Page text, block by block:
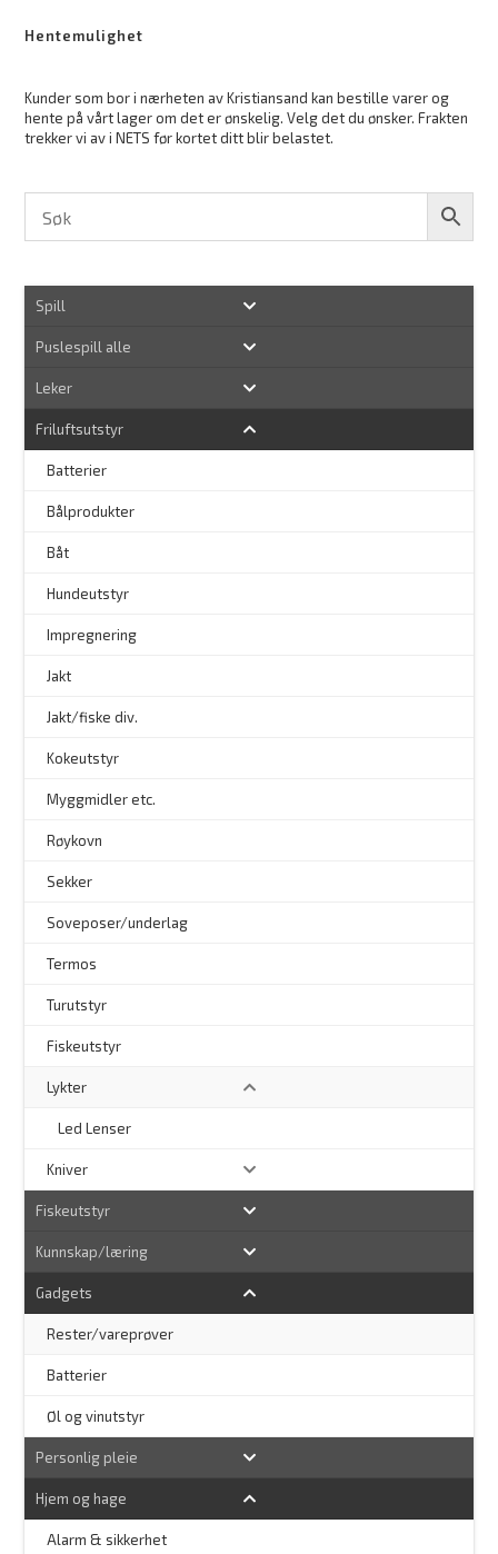
Hentemulighet
Kunder som bor i nærheten av Kristiansand kan bestille varer og
hente på vårt lager om det er ønskelig. Velg det du ønsker. Frakten
trekker vi av i NETS før kortet ditt blir belastet.
Spill
Puslespill alle
Leker
Friluftsutstyr
Batterier
Bålprodukter
Båt
Hundeutstyr
Impregnering
Jakt
Jakt/fiske div.
Kokeutstyr
Myggmidler etc.
Røykovn
Sekker
Soveposer/underlag
Termos
Turutstyr
Fiskeutstyr
Lykter
Led Lenser
Kniver
Fiskeutstyr
Kunnskap/læring
Gadgets
Rester/vareprøver
Batterier
Øl og vinutstyr
Personlig pleie
Hjem og hage
Alarm & sikkerhet